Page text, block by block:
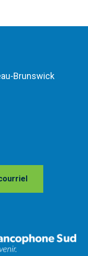
Brunswick